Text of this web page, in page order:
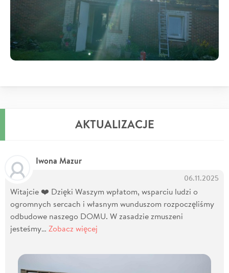
AKTUALIZACJE
Iwona Mazur
06.11.2025
Witajcie ❤️ Dzięki Waszym wpłatom, wsparciu ludzi o
ogromnych sercach i własnym wunduszom rozpoczęliśmy
odbudowe naszego DOMU. W zasadzie zmuszeni
jesteśmy… Zobacz więcej